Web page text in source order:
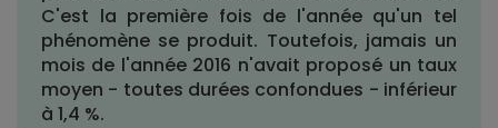
C'est la première fois de l'année qu'un tel
phénomène se produit. Toutefois, jamais un
mois de l'année 2016 n'avait proposé un taux
moyen - toutes durées confondues - inférieur
à 1,4 %.